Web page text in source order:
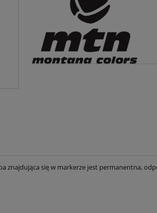
znajdująca się w markerze jest permanentna,